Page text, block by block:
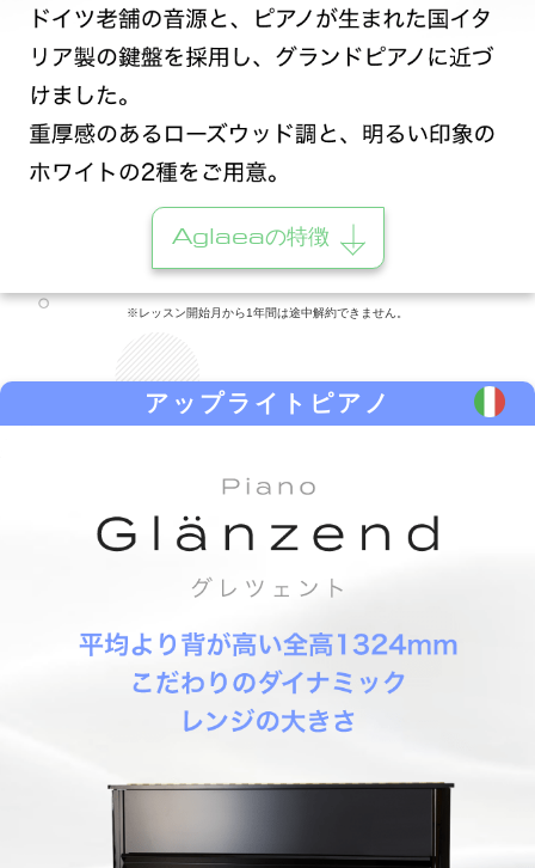
Aglaeaの特徴
※レッスン開始月から1年間は途中解約できません。
アップライトピアノ